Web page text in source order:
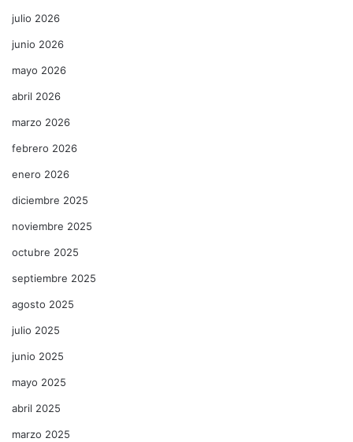
julio 2026
junio 2026
mayo 2026
abril 2026
marzo 2026
febrero 2026
enero 2026
diciembre 2025
noviembre 2025
octubre 2025
septiembre 2025
agosto 2025
julio 2025
junio 2025
mayo 2025
abril 2025
marzo 2025